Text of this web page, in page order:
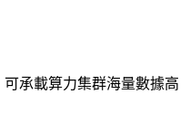
承載算力集群海量數據高